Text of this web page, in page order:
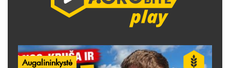
Augalininkystė